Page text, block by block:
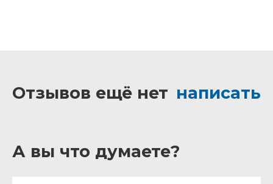
Отзывов ещё нет написать
А вы что думаете?